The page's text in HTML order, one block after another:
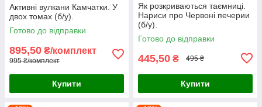
Активні вулкани Камчатки. У
двох томах (б/у).
Готово до відправки
895,50 ₴/комплект
995 ₴/комплект
Купити
Як розкриваються таємниці.
Нариси про Червоні печерии
(б/у).
Готово до відправки
445,50 ₴ 495 ₴
Купити